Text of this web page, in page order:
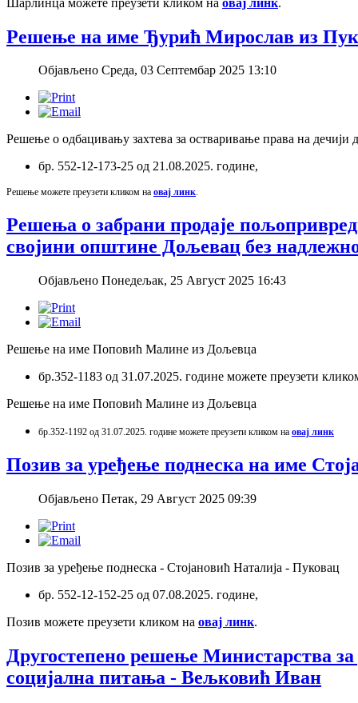
Решење на име Ђурић Мирослав из
Објављено Среда, 03 Септембар 2025 13:10
Решење о одбацивању захтева за остваривање права на
бр. 552-12-173-25 од 21.08.2025. године,
Решење можете преузети кликом на овај линк.
Решења о забрани продаје
својини општине Дољевац без
Објављено Понедељак, 25 Август 2025 16:43
Решење на име Поповић Малине из Дољевца
бр.352-1183 од 31.07.2025. године можете преузети
Решење на име Поповић Малине из Дољевца
бр.352-1192 од 31.07.2025. године можете преузети кликом на овај линк
Позив за уређење поднеска на име
Објављено Петак, 29 Август 2025 09:39
Позив за уређење поднеска - Стојановић Наталија - Пуковац
бр. 552-12-152-25 од 07.08.2025. године,
Позив можете преузети кликом на овај линк.
Другостепено решење Министарства
социјална питања - Вељковић Иван